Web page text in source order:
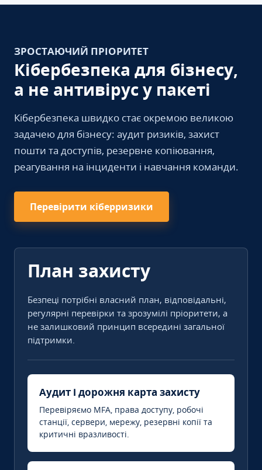
ЗРОСТАЮЧИЙ ПРІОРИТЕТ
Кібербезпека для бізнесу,
а не антивірус у пакеті
Кібербезпека швидко стає окремою великою
задачею для бізнесу: аудит ризиків, захист
пошти та доступів, резервне копіювання,
реагування на інциденти і навчання команди.
Перевірити кіберризики
План захисту
Безпеці потрібні власний план, відповідальні,
регулярні перевірки та зрозумілі пріоритети, а
не залишковий принцип всередині загальної
підтримки.
Аудит і дорожня карта захисту
Перевіряємо MFA, права доступу, робочі
станції, сервери, мережу, резервні копії та
критичні вразливості.